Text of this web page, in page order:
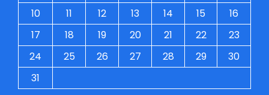
10
11 12 13 14 15
16
17
18 19 20 21 22
23
24
25 26 27 28 29
30
31